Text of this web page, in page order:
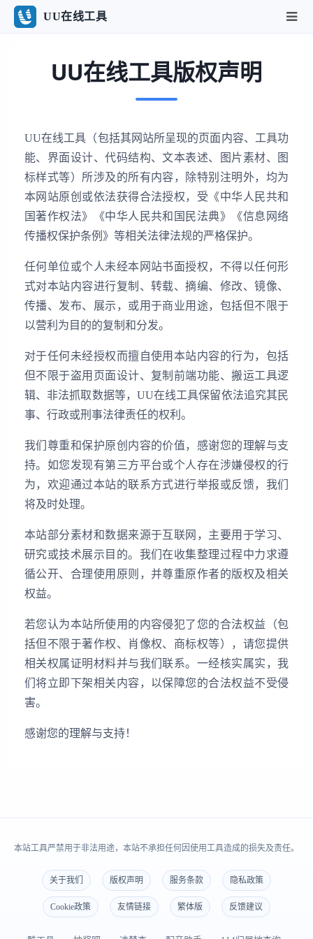
UU在线工具
UU在线工具版权声明
UU在线工具（包括其网站所呈现的页面内容、工具功
能、界面设计、代码结构、文本表述、图片素材、图
标样式等）所涉及的所有内容，除特别注明外，均为
本网站原创或依法获得合法授权，受《中华人民共和
国著作权法》《中华人民共和国民法典》《信息网络
传播权保护条例》等相关法律法规的严格保护。
任何单位或个人未经本网站书面授权，不得以任何形
式对本站内容进行复制、转载、摘编、修改、镜像、
传播、发布、展示，或用于商业用途，包括但不限于
以营利为目的的复制和分发。
对于任何未经授权而擅自使用本站内容的行为，包括
但不限于盗用页面设计、复制前端功能、搬运工具逻
辑、非法抓取数据等，UU在线工具保留依法追究其民
事、行政或刑事法律责任的权利。
我们尊重和保护原创内容的价值，感谢您的理解与支
持。如您发现有第三方平台或个人存在涉嫌侵权的行
为，欢迎通过本站的联系方式进行举报或反馈，我们
将及时处理。
本站部分素材和数据来源于互联网，主要用于学习、
研究或技术展示目的。我们在收集整理过程中力求遵
循公开、合理使用原则，并尊重原作者的版权及相关
权益。
若您认为本站所使用的内容侵犯了您的合法权益（包
括但不限于著作权、肖像权、商标权等），请您提供
相关权属证明材料并与我们联系。一经核实属实，我
们将立即下架相关内容，以保障您的合法权益不受侵
害。
感谢您的理解与支持！
本站工具严禁用于非法用途，本站不承担任何因使用工具造成的损失及责任。
关于我们 版权声明 服务条款 隐私政策
Cookie政策 友情链接 繁体版 反馈建议